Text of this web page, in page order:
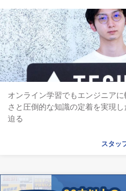
オンライン学習でもエンジニア
さと圧倒的な知識の定着を実現
迫る
スタッ